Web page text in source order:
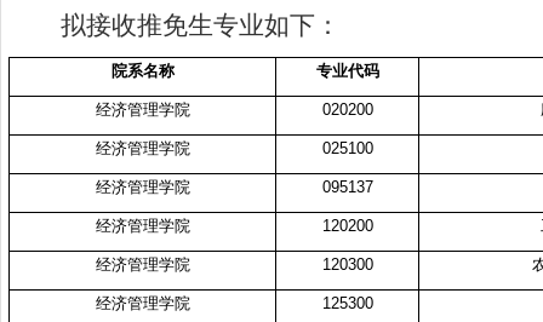
拟接收推免生专业如下：
院系名称 专业代码
经济管理学院 020200
经济管理学院 025100
经济管理学院 095137
经济管理学院 120200
经济管理学院 120300
经济管理学院 125300